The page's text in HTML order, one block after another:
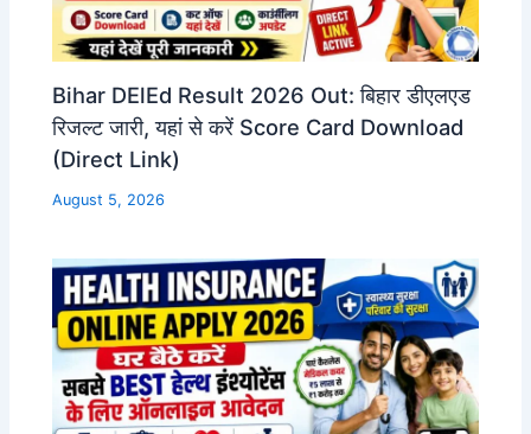
Bihar DElEd Result 2026 Out: बिहार डीएलएड
रिजल्ट जारी, यहां से करें Score Card Download
(Direct Link)
August 5, 2026